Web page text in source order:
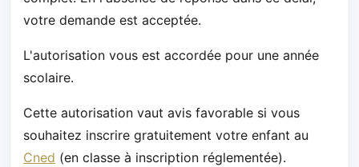
votre demande est acceptée.
L'autorisation vous est accordée pour une année
scolaire.
Cette autorisation vaut avis favorable si vous
souhaitez inscrire gratuitement votre enfant au
Cned (en classe à inscription réglementée).